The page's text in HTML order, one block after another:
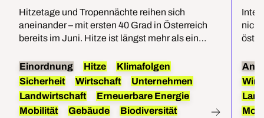
Hitzetage und Tropennächte reihen sich
aneinander – mit ersten 40 Grad in Österreich
bereits im Juni. Hitze ist längst mehr als ein
Sicherheit und den Wohlstand im Land. Für
effektiven Hitzeschutz braucht es beides:
Anpassungen und die Befreiung von Öl, Kohle
und Gas.
Einordnung Hitze
Klimafolgen
Sicherheit
Wirtschaft
Unternehmen
Landwirtschaft
Erneuerbare Energie
Mobilität
Gebäude Biodiversität
nicht